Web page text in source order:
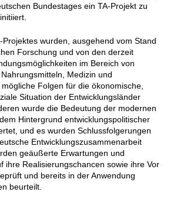
Bundestages ein TA-Projekt zu
Projektes wurden, ausgehend vom Stand
Forschung und von den derzeit
im Bereich von
Medizin und
Folgen für die ökonomische,
Situation der Entwicklungsländer
wurde die Bedeutung der modernen
Hintergrund entwicklungspolitischer
und es wurden Schlussfolgerungen
Entwicklungszusammenarbeit
geäußerte Erwartungen und
ihre Realisierungschancen sowie ihre Vor
und bereits in der Anwendung
beurteilt.